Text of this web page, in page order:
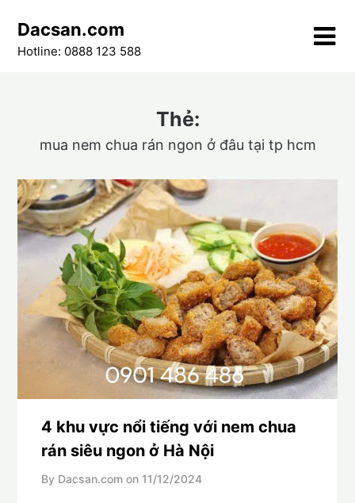
content
Dacsan.com
Hotline: 0888 123 588
Thẻ:
mua nem chua rán ngon ở đâu tại tp hcm
4 khu vực nổi tiếng với nem chua
rán siêu ngon ở Hà Nội
By Dacsan.com on 11/12/2024